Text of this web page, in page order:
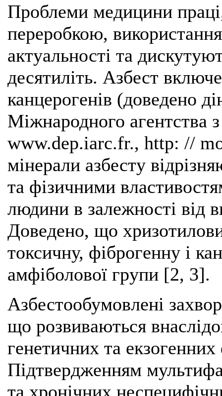
Проблеми медицини
переробкою,
актуальності та
десятиліть. Азбест
канцерогенів (доведено
Міжнародного
www.dep.iarc.fr., http: //
мінерали азбесту
та фізичними
людини в залежності від
Доведено, що
токсичну, фіброгенну і
амфіболової групи [2, 3].
Азбестообумовлені
що розвиваються
генетичних та
Підтвердженням
та хронічних